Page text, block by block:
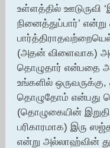
உள்ளத்தில்
நினைத்துப்பார்’
(அதன் விளைவாக)
தொழுதார் என்பதை
உங்களில்
தொழுதோம் என்பது
(தொழுகையின்
பரிகாரமாக) இரு
என்று அல்லாஹ்வின்